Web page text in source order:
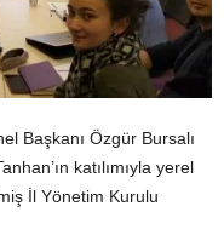
Başkanı Özgür Bursalı
katılımıyla yerel
İl Yönetim Kurulu